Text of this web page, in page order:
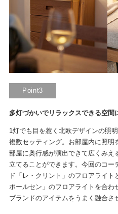
Point3
多灯づかいでリラックスできる空間
1灯でも目を惹く北欧デザインの照
複数セッティング。お部屋内に照明
部屋に奥行感が演出できて広くみえ
立てることができます。今回のコー
ド「レ・クリント」のフロアライ
ポールセン」のフロアライトを合わ
ブランドのアイテムをうまく融合さ